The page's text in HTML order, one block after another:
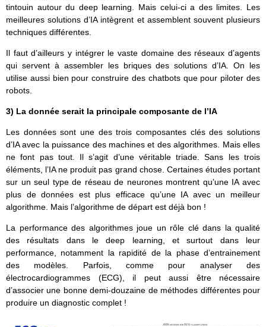
tintouin autour du deep learning. Mais celui-ci a des limites. Les
meilleures solutions d’IA intègrent et assemblent souvent plusieurs
techniques différentes.
Il faut d’ailleurs y intégrer le vaste domaine des réseaux d’agents
qui servent à assembler les briques des solutions d’IA. On les
utilise aussi bien pour construire des chatbots que pour piloter des
robots.
3) La donnée serait la principale composante de l’IA
Les données sont une des trois composantes clés des solutions
d’IA avec la puissance des machines et des algorithmes. Mais elles
ne font pas tout. Il s’agit d’une véritable triade. Sans les trois
éléments, l’IA ne produit pas grand chose. Certaines études portant
sur un seul type de réseau de neurones montrent qu’une IA avec
plus de données est plus efficace qu’une IA avec un meilleur
algorithme. Mais l’algorithme de départ est déjà bon !
La performance des algorithmes joue un rôle clé dans la qualité
des résultats dans le deep learning, et surtout dans leur
performance, notamment la rapidité de la phase d’entrainement
des modèles. Parfois, comme pour analyser des
électrocardiogrammes (ECG), il peut aussi être nécessaire
d’associer une bonne demi-douzaine de méthodes différentes pour
produire un diagnostic complet !